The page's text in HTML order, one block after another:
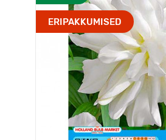
ERIPAKKUMISED